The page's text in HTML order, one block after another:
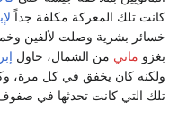
كانت تلك المعركة مكلفة جداً
خسائر بشرية وصلت لألفين
بغزو ماني من الشمال، حاول
ولكنه كان يخفق في كل مرة،
تلك التي كانت تحدثها في صفوف